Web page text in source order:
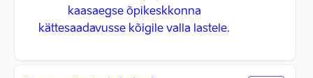
kaasaegse õpikeskkonna
kättesaadavusse kõigile valla lastele.